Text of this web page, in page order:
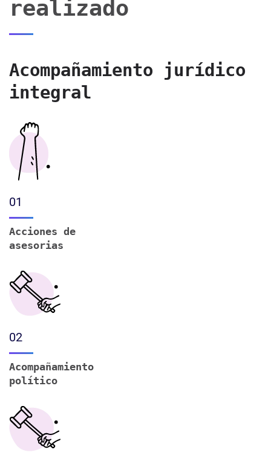
realizado
Acompañamiento jurídico
integral
01
Acciones de
asesorias
02
Acompañamiento
político